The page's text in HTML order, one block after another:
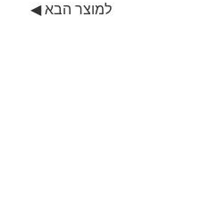
למוצר הבא ◀